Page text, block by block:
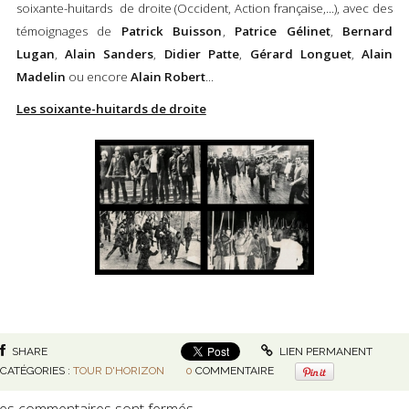
soixante-huitards de droite (Occident, Action française,...), avec des
témoignages de Patrick Buisson, Patrice Gélinet, Bernard
Lugan,Alain Sanders, Didier Patte, Gérard Longuet,Alain
Madelin ou encore Alain Robert...
Les soixante-huitards de droite
SHARE
LIEN PERMANENT
CATÉGORIES : TOUR D'HORIZON 0 COMMENTAIRE